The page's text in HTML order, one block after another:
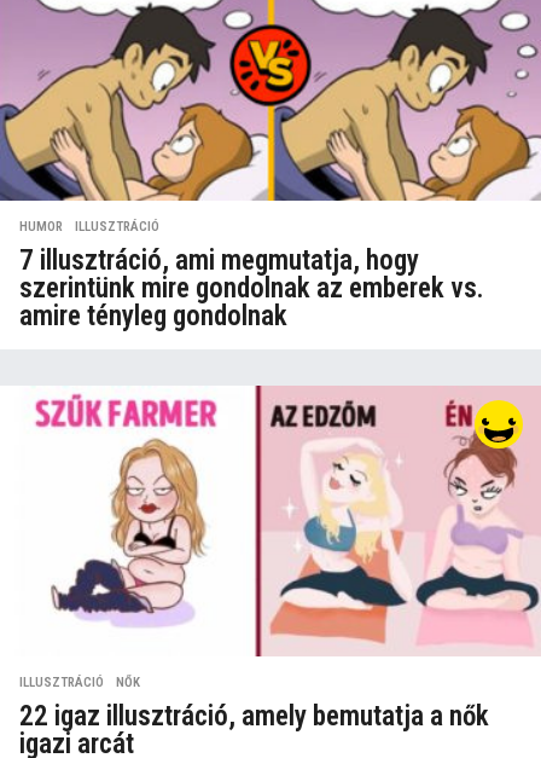
HUMOR ILLUSZTRÁCIÓ
7 illusztráció, ami megmutatja, hogy
szerintünk mire gondolnak az emberek vs.
amire tényleg gondolnak
ILLUSZTRÁCIÓ ,NŐK
22 igaz illusztráció, amely bemutatja a nők
igazi arcát